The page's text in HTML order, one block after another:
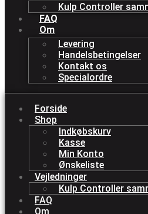
Kulp Controller
FAQ
Om
Levering
Handelsbetingelser
Kontakt os
Specialordre
Forside
Shop
Indkøbskurv
Kasse
Min Konto
Ønskeliste
Vejledninger
Kulp Controller
FAQ
Om